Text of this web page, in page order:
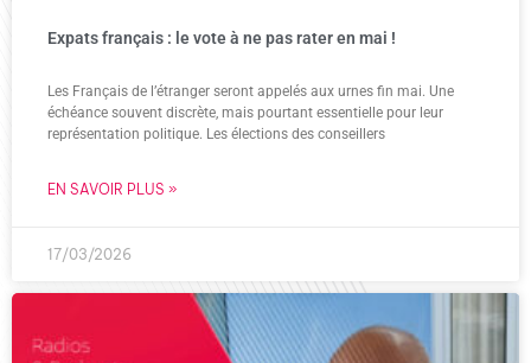
Expats français : le vote à ne pas rater en mai !
Les Français de l’étranger seront appelés aux urnes fin mai. Une
échéance souvent discrète, mais pourtant essentielle pour leur
représentation politique. Les élections des conseillers
EN SAVOIR PLUS »
17/03/2026